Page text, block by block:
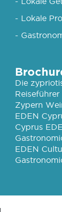
- Lokale
-
Die
Reiseführer
Zypern
EDEN
Cyprus
EDEN